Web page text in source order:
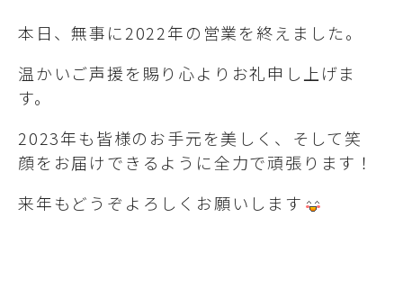
本日、無事に2022年の営業を終えました。
温かいご声援を賜り心よりお礼申し上げま
す。
2023年も皆様のお手元を美しく、そして笑
顔をお届けできるように全力で頑張ります！
来年もどうぞよろしくお願いします